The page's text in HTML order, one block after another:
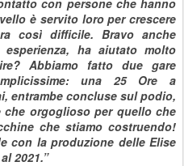
con persone che hanno
è servito loro per crescere
così difficile. Bravo anche
ha aiutato molto
Abbiamo fatto due gare
una 25 Ore a
entrambe concluse sul podio,
orgoglioso per quello che
che stiamo costruendo!
con la produzione delle Elise
2021.”